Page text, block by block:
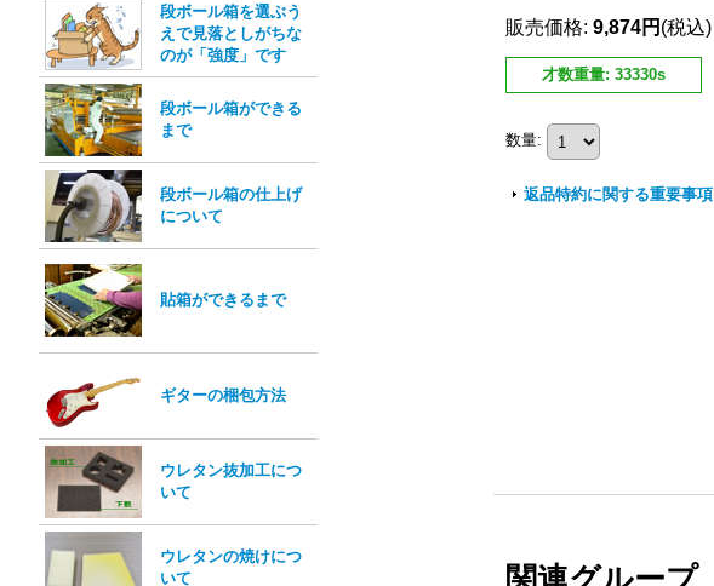
段ボール箱を選ぶう
えで見落としがちな
のが「強度」です
段ボール箱ができる
まで
段ボール箱の仕上げ
について
貼箱ができるまで
ギターの梱包方法
ウレタン抜加工につ
いて
ウレタンの焼けにつ
いて
販売価格: 9,874円 (税込)
才数重量: 33330s
数量:
返品特約に関する重要事項